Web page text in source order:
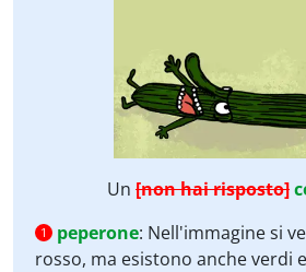
Un [non hai risposto]
1 peperone: Nell'immagine si
rosso, ma esistono anche verdi